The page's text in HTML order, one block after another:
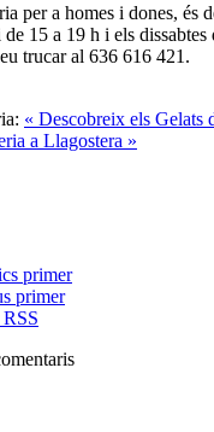
per a homes i dones, és
15 a 19 h i els dissabtes
trucar al 636 616 421.
« Descobreix els Gelats
a Llagostera »
primer
primer